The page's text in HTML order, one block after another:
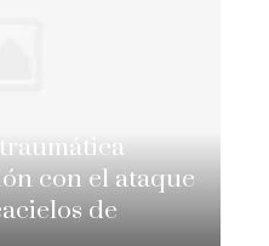
con el ataque
de